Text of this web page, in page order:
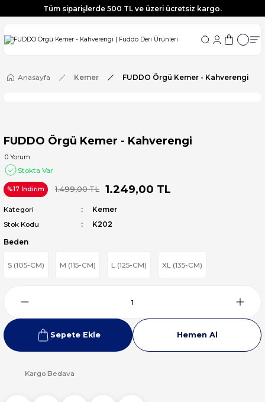
Tüm siparişlerde 500 TL ve üzeri ücretsiz kargo.
Tüm siparişlerde 500 TL ve üzeri ücretsiz kargo.
Tüm siparişlerde 500 TL ve üzeri ücretsiz kargo.
Tüm siparişlerde 500 TL ve üzeri ücretsiz kargo.
Anasayfa Kemer FUDDO Örgü Kemer - Kahverengi
FUDDO Örgü Kemer - Kahverengi
0 Yorum
Stokta Var
%17 İndirim 1.499,00 TL 1.249,00 TL
Kategori
Kemer
Stok Kodu
K202
Beden
S (105-CM) M (115-CM) L (125-CM) XL (135-CM)
Sepete Ekle Hemen Al
Kargo Bedava